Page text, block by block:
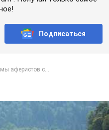
Подписаться
аферистов с...